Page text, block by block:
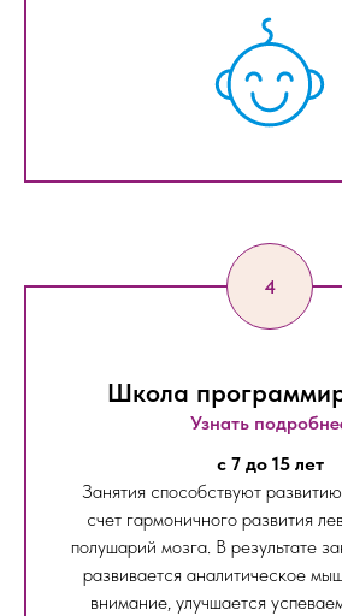
Школа
Узнать
c 7 до 15 лет
Занятия способствуют
счет гармоничного развития
полушарий мозга. В результате
развивается аналитическое
внимание, улучшается